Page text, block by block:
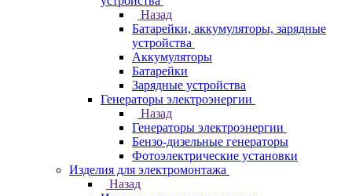
Назад
Батарейки, аккумуляторы, зарядные
устройства
Аккумуляторы
Батарейки
Зарядные устройства
Генераторы электроэнергии
Назад
Генераторы электроэнергии
Бензо-дизельные генераторы
Фотоэлектрические установки
Изделия для электромонтажа
Назад